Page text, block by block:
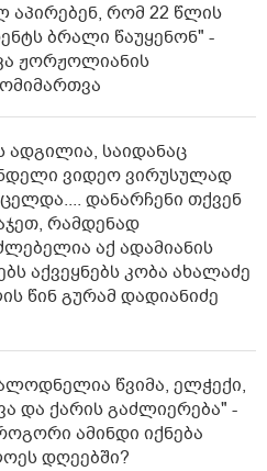
აპირებენ, რომ 22 წლის
ბრალი წაუყენონ" -
ჟორჟოლიანის
ადგილია, საიდანაც
ვიდეო ვირუსულად
დანარჩენი თქვენ
რამდენად
აქ ადამიანის
აქვეყნებს კობა ახალაძე
წინ გურამ დადიანიძე
წვიმა, ელჭექი,
და ქარის გაძლიერება" -
ამინდი იქნება
დღეებში?